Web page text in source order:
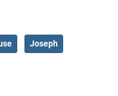
Joseph